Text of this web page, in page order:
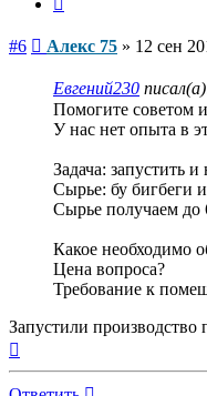
#6 Сообщение
Алекс 75 » 12 сен
Евгений230
Помогите советом
У нас нет опыта в
Задача: запустить
Сырье: бу бигбеги
Сырье получаем до
Какое необходимо
Цена вопроса?
Требование к
Запустили производство
началу